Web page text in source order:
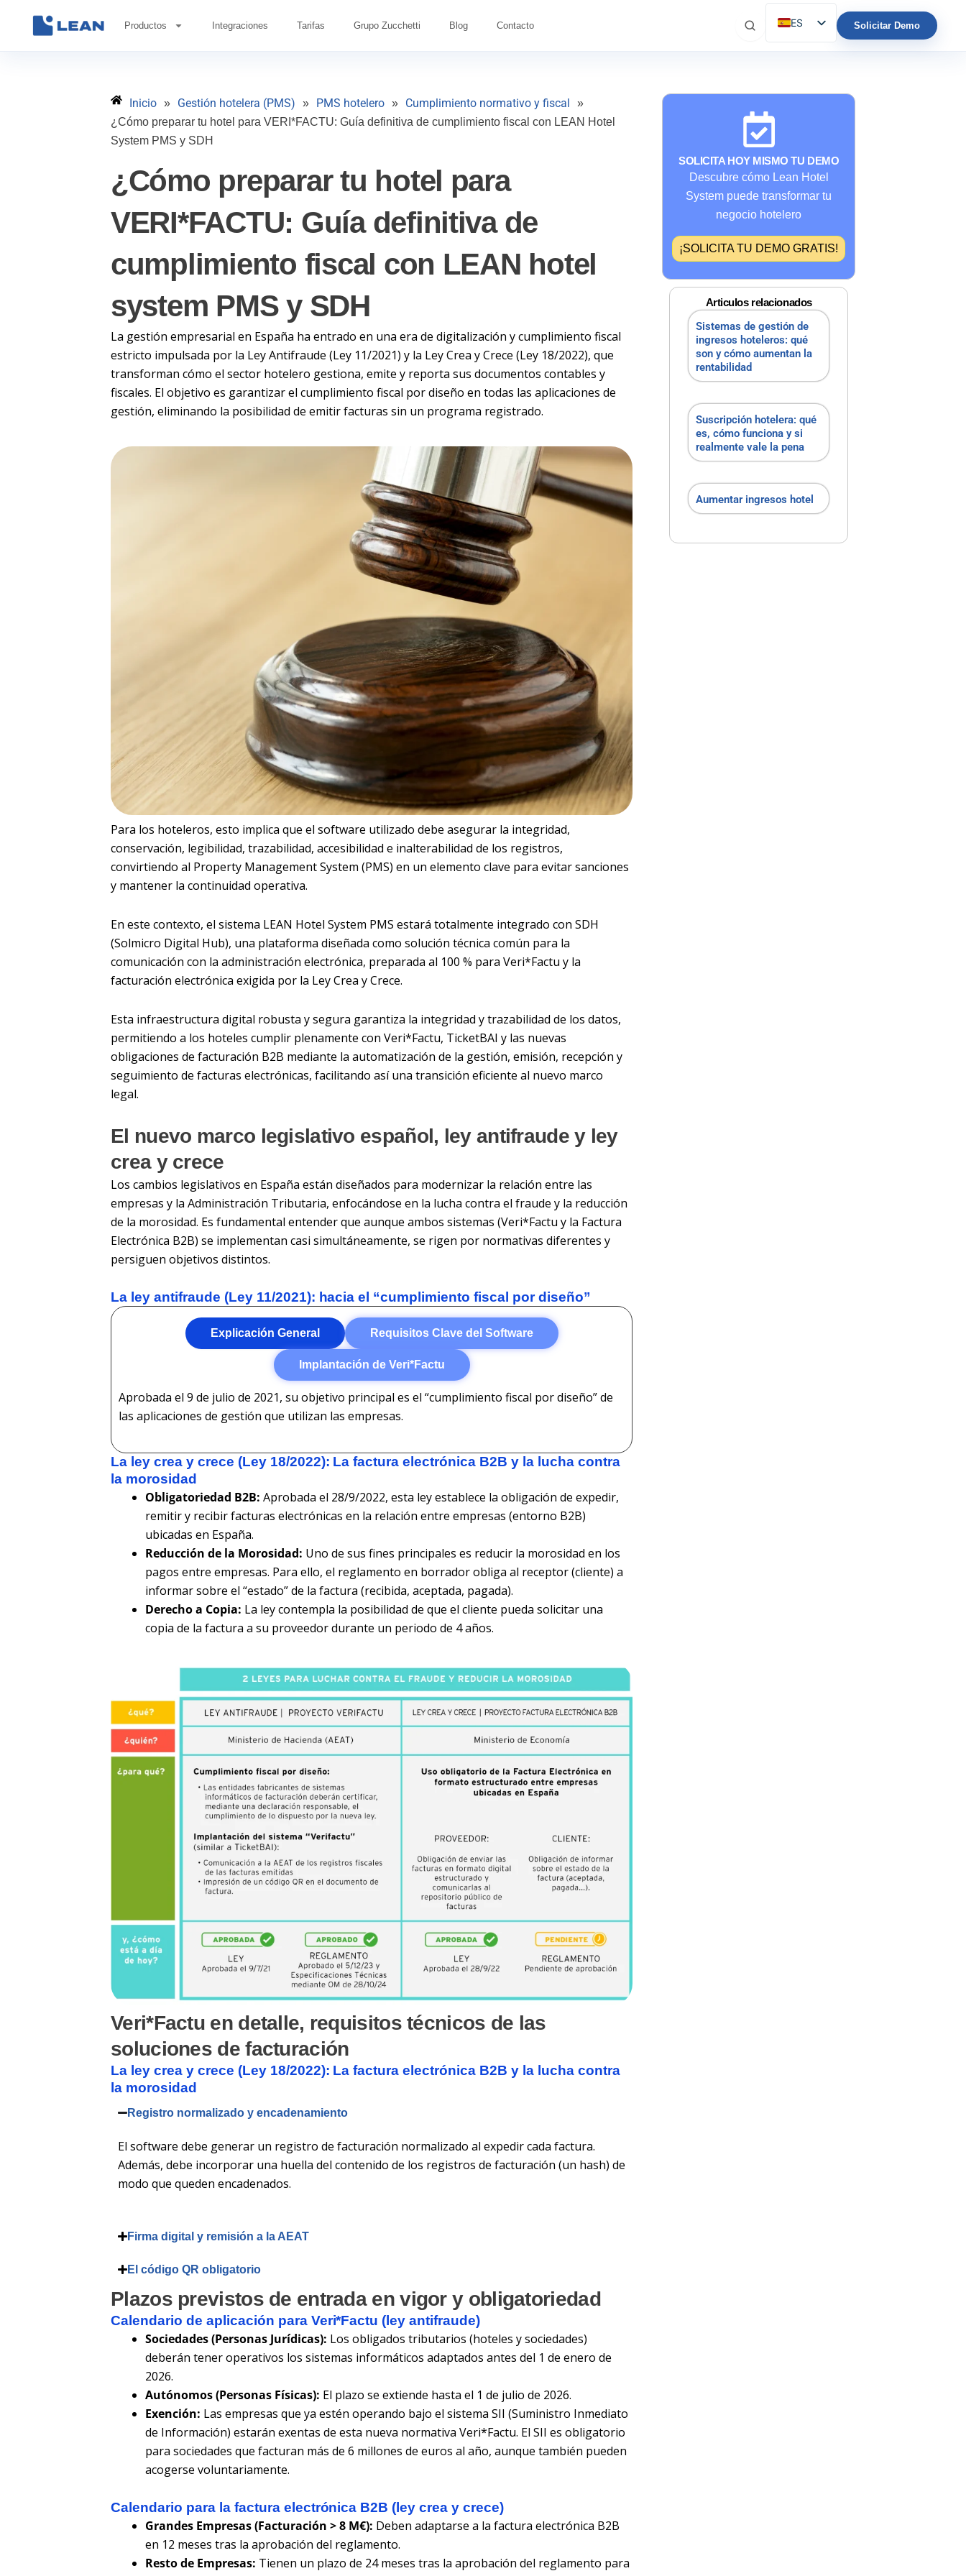
Productos Integraciones Tarifas Grupo Zucchetti Blog Contacto
ES
EN
FR
Solicitar Demo
Inicio » Gestión hotelera (PMS) » PMS hotelero » Cumplimiento normativo y fiscal
»
¿Cómo preparar tu hotel para VERI*FACTU: Guía definitiva de cumplimiento fiscal con LEAN Hotel
System PMS y SDH
¿Cómo preparar tu hotel para
VERI*FACTU: Guía definitiva de
cumplimiento fiscal con LEAN hotel
system PMS y SDH
La gestión empresarial en España ha entrado en una era de digitalización y cumplimiento fiscal
estricto impulsada por la Ley Antifraude (Ley 11/2021) y la Ley Crea y Crece (Ley 18/2022), que
transforman cómo el sector hotelero gestiona, emite y reporta sus documentos contables y
fiscales. El objetivo es garantizar el cumplimiento fiscal por diseño en todas las aplicaciones de
gestión, eliminando la posibilidad de emitir facturas sin un programa registrado.
Para los hoteleros, esto implica que el software utilizado debe asegurar la integridad,
conservación, legibilidad, trazabilidad, accesibilidad e inalterabilidad de los registros,
convirtiendo al Property Management System (PMS) en un elemento clave para evitar sanciones
y mantener la continuidad operativa.
En este contexto, el sistema LEAN Hotel System PMS estará totalmente integrado con SDH
(Solmicro Digital Hub), una plataforma diseñada como solución técnica común para la
comunicación con la administración electrónica, preparada al 100 % para Veri*Factu y la
facturación electrónica exigida por la Ley Crea y Crece.
Esta infraestructura digital robusta y segura garantiza la integridad y trazabilidad de los datos,
permitiendo a los hoteles cumplir plenamente con Veri*Factu, TicketBAI y las nuevas
obligaciones de facturación B2B mediante la automatización de la gestión, emisión, recepción y
seguimiento de facturas electrónicas, facilitando así una transición eficiente al nuevo marco
legal.
El nuevo marco legislativo español, ley antifraude y ley
crea y crece
Los cambios legislativos en España están diseñados para modernizar la relación entre las
empresas y la Administración Tributaria, enfocándose en la lucha contra el fraude y la reducción
de la morosidad. Es fundamental entender que aunque ambos sistemas (Veri*Factu y la Factura
Electrónica B2B) se implementan casi simultáneamente, se rigen por normativas diferentes y
persiguen objetivos distintos.
La ley antifraude (Ley 11/2021): hacia el “cumplimiento fiscal por diseño”
Explicación General Requisitos Clave del Software
Implantación de Veri*Factu
Aprobada el 9 de julio de 2021, su objetivo principal es el “cumplimiento fiscal por diseño” de
las aplicaciones de gestión que utilizan las empresas.
La ley crea y crece (Ley 18/2022): La factura electrónica B2B y la lucha contra
la morosidad
Obligatoriedad B2B: Aprobada el 28/9/2022, esta ley establece la obligación de expedir,
remitir y recibir facturas electrónicas en la relación entre empresas (entorno B2B)
ubicadas en España.
Reducción de la Morosidad: Uno de sus fines principales es reducir la morosidad en los
pagos entre empresas. Para ello, el reglamento en borrador obliga al receptor (cliente) a
informar sobre el “estado” de la factura (recibida, aceptada, pagada).
Derecho a Copia: La ley contempla la posibilidad de que el cliente pueda solicitar una
copia de la factura a su proveedor durante un periodo de 4 años.
Veri*Factu en detalle, requisitos técnicos de las
soluciones de facturación
La ley crea y crece (Ley 18/2022): La factura electrónica B2B y la lucha contra
la morosidad
Registro normalizado y encadenamiento
El software debe generar un registro de facturación normalizado al expedir cada factura.
Además, debe incorporar una huella del contenido de los registros de facturación (un hash) de
modo que queden encadenados.
Firma digital y remisión a la AEAT
El código QR obligatorio
Plazos previstos de entrada en vigor y obligatoriedad
Calendario de aplicación para Veri*Factu (ley antifraude)
Sociedades (Personas Jurídicas): Los obligados tributarios (hoteles y sociedades)
deberán tener operativos los sistemas informáticos adaptados antes del 1 de enero de
2026.
Autónomos (Personas Físicas): El plazo se extiende hasta el 1 de julio de 2026.
Exención: Las empresas que ya estén operando bajo el sistema SII (Suministro Inmediato
de Información) estarán exentas de esta nueva normativa Veri*Factu. El SII es obligatorio
para sociedades que facturan más de 6 millones de euros al año, aunque también pueden
acogerse voluntariamente.
Calendario para la factura electrónica B2B (ley crea y crece)
Grandes Empresas (Facturación > 8 M€): Deben adaptarse a la factura electrónica B2B
en 12 meses tras la aprobación del reglamento.
Resto de Empresas: Tienen un plazo de 24 meses tras la aprobación del reglamento para
SOLICITA HOY MISMO TU DEMO
Descubre cómo Lean Hotel
System puede transformar tu
negocio hotelero
¡SOLICITA TU DEMO GRATIS!
Articulos relacionados
Sistemas de gestión de
ingresos hoteleros: qué
son y cómo aumentan la
rentabilidad
Suscripción hotelera: qué
es, cómo funciona y si
realmente vale la pena
Aumentar ingresos hotel